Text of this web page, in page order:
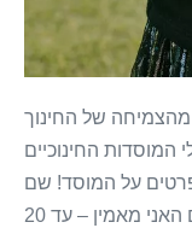
של החינוך
החינוכיים
על המוסד! שם
המוסד תיאור המוסד – עד 50 מילים האני מאמין – עד 20